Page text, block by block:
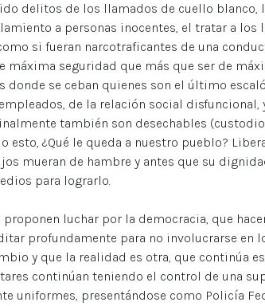
delitos de los llamados de cuello blanco,
a personas inocentes, el tratar a los
si fueran narcotraficantes de una
máxima seguridad que más que ser de
donde se ceban quienes son el último
de la relación social disfuncional,
también son desechables
esto, ¿Qué le queda a nuestro pueblo?
mueran de hambre y antes que su
para lograrlo.
proponen luchar por la democracia, que
profundamente para no involucrarse en
y que la realidad es otra, que continúa
continúan teniendo el control de una
uniformes, presentándose como Policía